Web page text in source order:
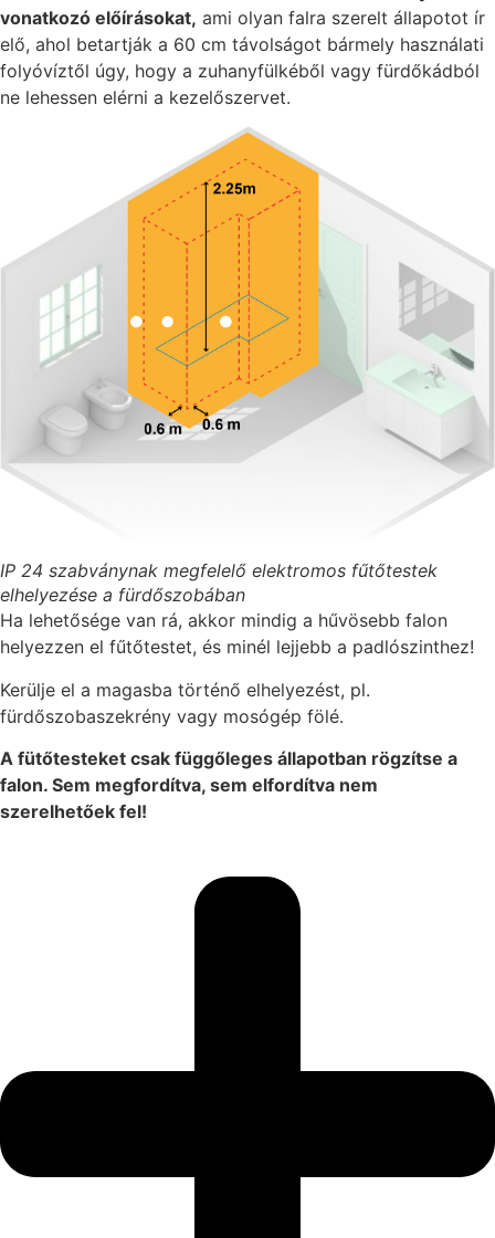
vonatkozó előírásokat, ami olyan falra szerelt állapotot ír
elő, ahol betartják a 60 cm távolságot bármely használati
folyóvíztől úgy, hogy a zuhanyfülkéből vagy fürdőkádból
ne lehessen elérni a kezelőszervet.
IP 24 szabványnak megfelelő elektromos fűtőtestek
elhelyezése a fürdőszobában
Ha lehetősége van rá, akkor mindig a hűvösebb falon
helyezzen el fűtőtestet, és minél lejjebb a padlószinthez!
Kerülje el a magasba történő elhelyezést, pl.
fürdőszobaszekrény vagy mosógép fölé.
A fütőtesteket csak függőleges állapotban rögzítse a
falon. Sem megfordítva, sem elfordítva nem
szerelhetőek fel!